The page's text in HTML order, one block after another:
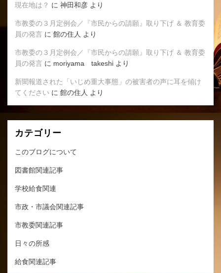
現在地は？ に 神田和彦 より
市教委の３月定例会／『市民からの請願』取り下げ ＆ 教育委
員の発言 に 館の住人 より
市教委の３月定例会／『市民からの請願』取り下げ ＆ 教育委
員の発言 に moriyama takeshi より
新聞報道された「いじめ重大事態」の被害者の声に耳を傾け
てください に 館の住人 より
カテゴリー
このブログについて
図書館関連記事
学校給食関連
市政・市議会関連記事
市教委関連記事
日々の所感
給食関連記事